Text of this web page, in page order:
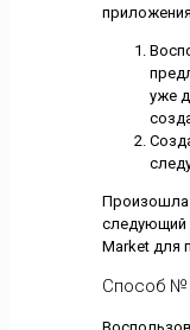
уже
Произошла
следующий
Market для
Способ №